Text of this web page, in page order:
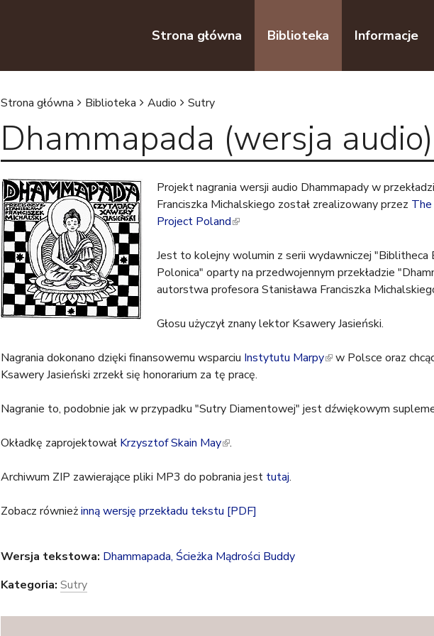
Strona główna Biblioteka Informacje
J
e
s
t
e
ś
u
t
a
j
Strona główna Biblioteka Audio Sutry
Dhammapada (wersja audio)
Projekt nagrania wersji audio Dhammapady w
Franciszka Michalskiego został zrealizowany przez
Project Poland(
i
n
k
s
x
t
r
)
Jest to kolejny wolumin z serii wydawniczej "Biblitheca
Polonica" oparty na przedwojennym przekładzie
autorstwa profesora Stanisława Franciszka
Głosu użyczył znany lektor Ksawery Jasieński.
Nagrania dokonano dzięki finansowemu wsparciu Instytutu Marpy(
n
)
w Polsce oraz
Ksawery Jasieński zrzekł się honorarium za tę pracę.
Nagranie to, podobnie jak w przypadku "Sutry Diamentowej" jest dźwiękowym
Okładkę zaprojektował Krzysztof Skain May(
i
k
e
e
.
Archiwum ZIP zawierające pliki MP3 do pobrania jest tutaj.
Zobacz równieżinną wersję przekładu tekstu [PDF]
Wersja tekstowa: Dhammapada, Ścieżka Mądrości Buddy
Kategoria: Sutry